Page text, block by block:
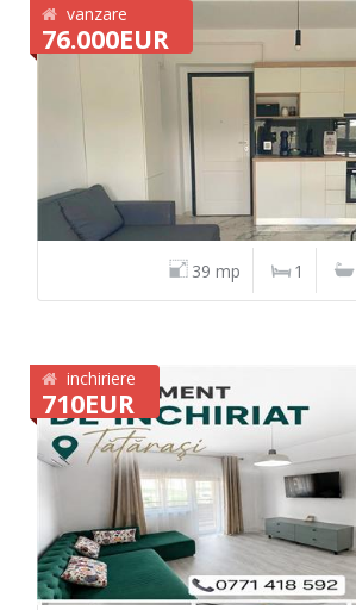
vanzare
76.000EUR
39 mp 1
inchiriere
710EUR